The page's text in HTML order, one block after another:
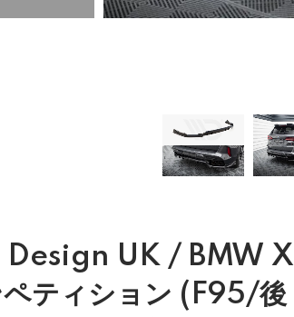
UK / BMW X
ティション (F95/後